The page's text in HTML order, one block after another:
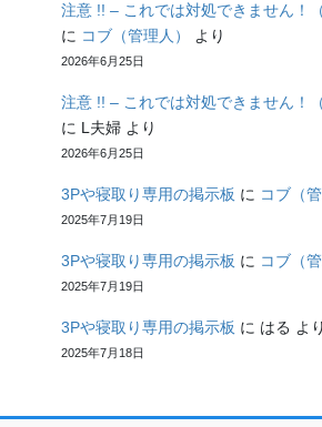
注意 !! – これでは対処できません！
に コブ（管理人） より
2026年6月25日
注意 !! – これでは対処できません！
に L夫婦 より
2026年6月25日
3Pや寝取り専用の掲示板 に コブ（管
2025年7月19日
3Pや寝取り専用の掲示板 に コブ（管
2025年7月19日
3Pや寝取り専用の掲示板 に はる より
2025年7月18日